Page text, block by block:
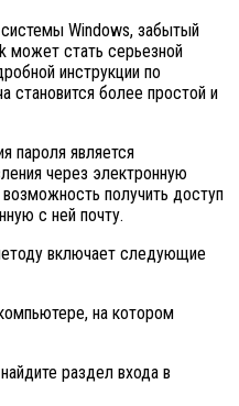
Windows, забытый
может стать серьезной
инструкции по
становится более простой и
пароля является
через электронную
получить доступ
с ней почту.
включает следующие
на котором
раздел входа в